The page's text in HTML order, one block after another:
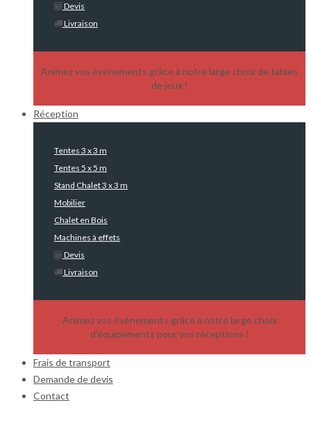
Devis
Livraison
Animez vos événements grâce à notre large choix de tables
de jeux !
Réception
Tentes 3 x 3 m
Tentes 5 x 5 m
Stand Chalet 3 x 3 m
Mobilier
Chalet en Bois
Machines à effets
Devis
Livraison
Animez vos événements grâce à notre large choix
d'équipements pour vos réceptions !
Frais de transport
Demande de devis
Contact